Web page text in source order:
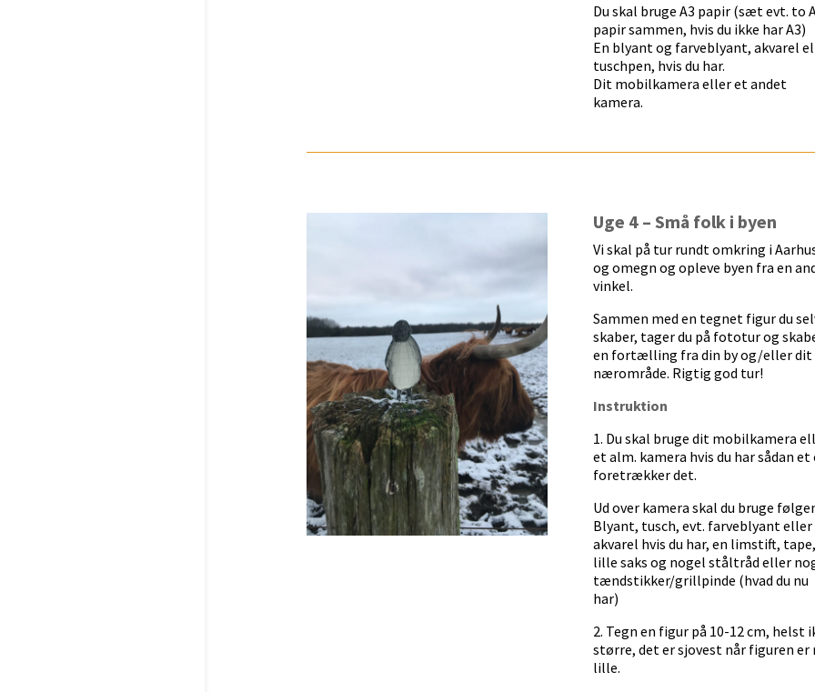
Du skal bruge A3 papir (sæt evt. to
papir sammen, hvis du ikke har A3)
En blyant og farveblyant, akvarel
tuschpen, hvis du har.
Dit mobilkamera eller et andet
kamera.
Uge 4 – Små folk i byen
Vi skal på tur rundt omkring i
og omegn og opleve byen fra en
vinkel.
Sammen med en tegnet figur du
skaber, tager du på fototur og
en fortælling fra din by og/eller dit
nærområde. Rigtig god tur!
Instruktion
1. Du skal bruge dit mobilkamera
et alm. kamera hvis du har sådan et
foretrækker det.
Ud over kamera skal du bruge
Blyant, tusch, evt. farveblyant eller
akvarel hvis du har, en limstift,
lille saks og nogel ståltråd eller
tændstikker/grillpinde (hvad du nu
har)
2. Tegn en figur på 10-12 cm, helst
større, det er sjovest når figuren er
lille.